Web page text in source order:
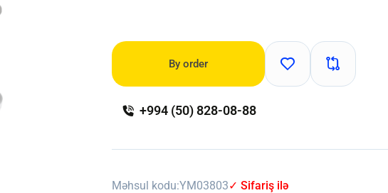
By order
+994 (50) 828-08-88
Məhsul kodu:YM03803✓ Sifariş ilə